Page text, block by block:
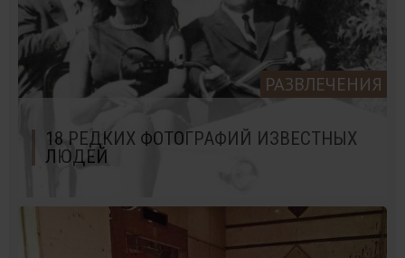
РАЗВЛЕЧЕНИЯ
18 РЕДКИХ ФОТОГРАФИЙ ИЗВЕСТНЫХ
ЛЮДЕЙ